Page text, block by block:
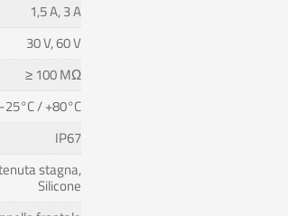
1,5 A, 3 A
30 V, 60 V
≥ 100 MΩ
-25°C / +80°C
IP67
stagna,
Silicone